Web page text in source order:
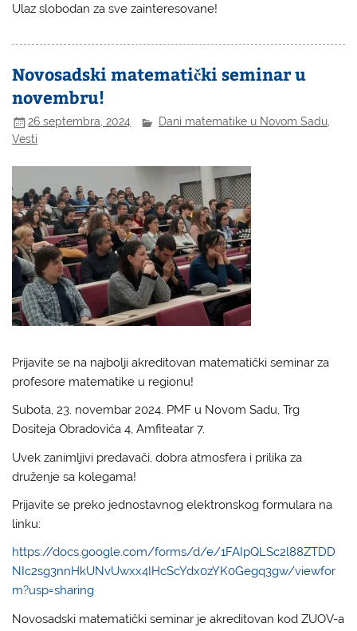
Ulaz slobodan za sve zainteresovane!
Novosadski matematički seminar u
novembru!
26 septembra, 2024 Dani matematike u Novom Sadu,
Vesti
Prijavite se na najbolji akreditovan matematički seminar za
profesore matematike u regionu!
Subota, 23. novembar 2024. PMF u Novom Sadu, Trg
Dositeja Obradovića 4, Amfiteatar 7.
Uvek zanimljivi predavači, dobra atmosfera i prilika za
druženje sa kolegama!
Prijavite se preko jednostavnog elektronskog formulara na
linku:
https://docs.google.com/forms/d/e/1FAIpQLSc2l88ZTDD
NIc2sg3nnHkUNvUwxx4IHcScYdx0zYK0Gegq3gw/viewfor
m?usp=sharing
Novosadski matematički seminar je akreditovan kod ZUOV-a